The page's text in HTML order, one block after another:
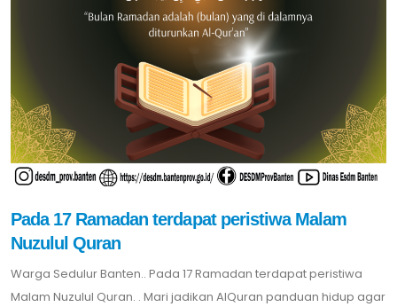
Pada 17 Ramadan terdapat peristiwa Malam
Nuzulul Quran
Warga Sedulur Banten.. Pada 17 Ramadan terdapat peristiwa
Malam Nuzulul Quran. . Mari jadikan AlQuran panduan hidup agar